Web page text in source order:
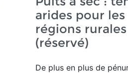
arides pour les
régions rurales
(réservé)
De plus en plus de